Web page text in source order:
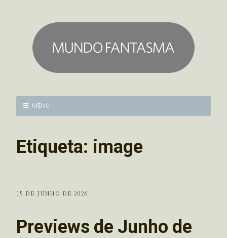
MENU
Etiqueta: image
15 DE JUNHO DE 2026
Previews de Junho de